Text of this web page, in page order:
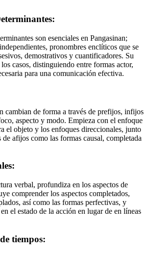
son esenciales en Pangasinan;
pronombres enclíticos que se
demostrativos y cuantificadores. Su
casos, distinguiendo entre formas actor,
para una comunicación efectiva.
cambian de forma a través de prefijos, infijos
aspecto y modo. Empieza con el enfoque
el objeto y los enfoques direccionales, junto
de afijos como las formas causal, completada
verbal, profundiza en los aspectos de
comprender los aspectos completados,
así como las formas perfectivas, y
el estado de la acción en lugar de en líneas
tiempos: